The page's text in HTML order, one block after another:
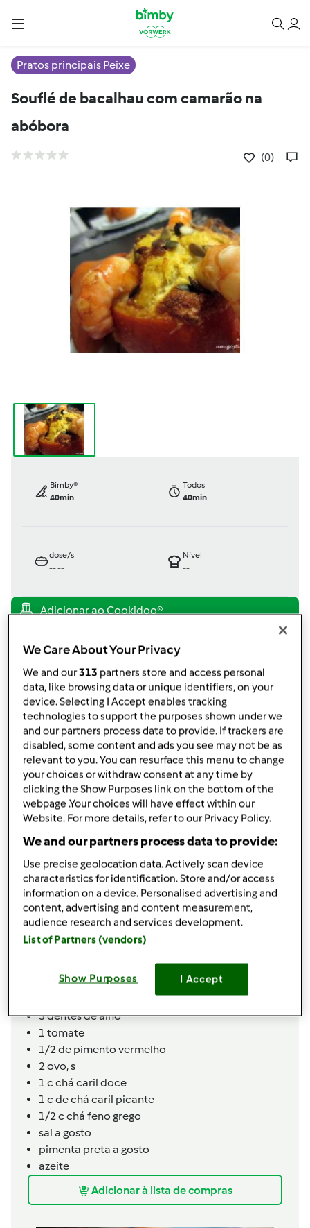
Pratos principais Peixe
Souflé de bacalhau com camarão na
abóbora
(0)
Bimby®
40min
Todos
40min
dose/s
----
Nível
--
porsofiaxesteves
published: 09.04.2013
Adicionar às minhas coleções
Partilhar receita
Criar uma variante
Ingredientes
4abóbora,s pequenas (eu usei japonesa, mas
pode-se usar a moranga)
400 gr de bacalhau desfiado
8 a 10 camarões por pessoa (tamanho 20/30)
leite de côco (pode ser light)
2 c sopa queijo creme tipo Philadelphia (eu usei
2 alhos franceses
3 dentes de alho
1 tomate
1/2 de pimento vermelho
2ovo,s
1 c chá caril doce
1 c de chá caril picante
1/2 c chá feno grego
sal a gosto
pimenta preta a gosto
azeite
Adicionar à lista de compras
We Care About Your Privacy
We and our313 partners store and access personal
data, like browsing data or unique identifiers, on your
device. Selecting I Accept enables tracking
technologies to support the purposes shown under we
and our partners process data to provide. If trackers are
disabled, some content and ads you see may not be as
relevant to you. You can resurface this menu to change
your choices or withdraw consent at any time by
clicking the Show Purposes link on the bottom of the
webpage .Your choices will have effect within our
Website. For more details, refer to our Privacy Policy.
We and our partners process data to provide:
Use precise geolocation data. Actively scan device
characteristics for identification. Store and/or access
information on a device. Personalised advertising and
content, advertising and content measurement,
audience research and services development.
List of Partners (vendors)
Show Purposes I Accept